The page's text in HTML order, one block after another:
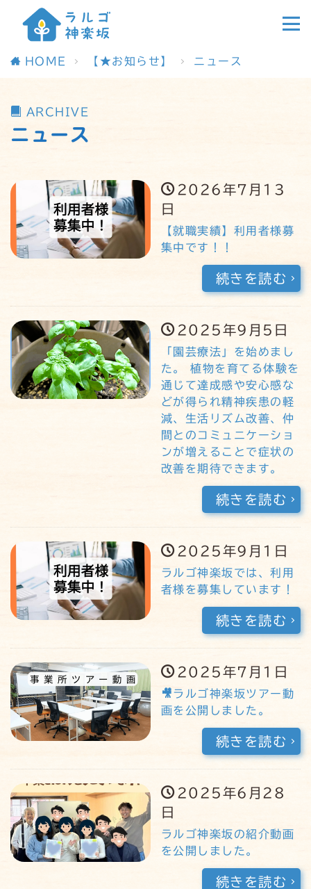
HOME 【★お知らせ】 ニュース
ARCHIVE
ニュース
2026年7月13
日
【就職実績】利用者様募
集中です！！
続きを読む
2025年9月5日
「園芸療法」を始めまし
た。 植物を育てる体験を
通じて達成感や安心感な
どが得られ精神疾患の軽
減、生活リズム改善、仲
間とのコミュニケーショ
ンが増えることで症状の
改善を期待できます。
続きを読む
2025年9月1日
ラルゴ神楽坂では、利用
者様を募集しています！
続きを読む
2025年7月1日
🎥ラルゴ神楽坂ツアー動
画を公開しました。
続きを読む
2025年6月28
日
ラルゴ神楽坂の紹介動画
を公開しました。
続きを読む